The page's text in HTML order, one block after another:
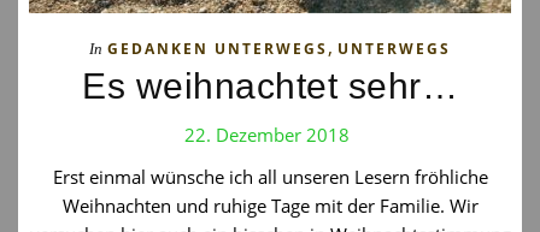
In GEDANKEN UNTERWEGS, UNTERWEGS
Es weihnachtet sehr…
22. Dezember 2018
Erst einmal wünsche ich all unseren Lesern fröhliche
Weihnachten und ruhige Tage mit der Familie. Wir